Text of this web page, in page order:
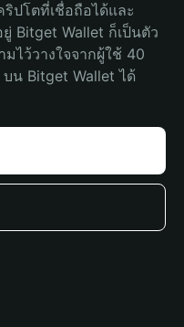
ปโตที่เชื่อถือได้และ
Bitget Wallet ก็เป็นตัว
ไว้วางใจจากผู้ใช้ 40
น Bitget Wallet ได้